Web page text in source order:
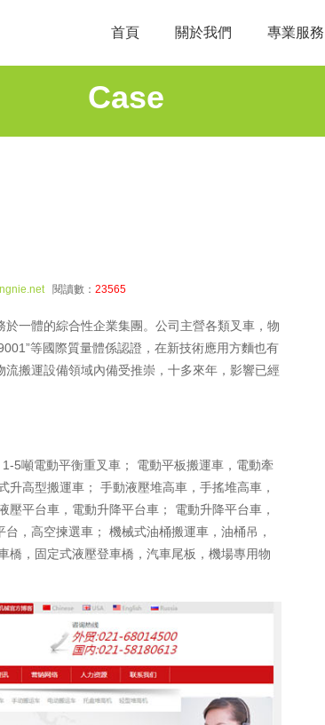
首頁 關於我們 專業服務
Case
閱讀數： 23565
一體的綜合性企業集團。公司主營各類叉車，物
等國際質量體係認證，在新技術應用方麵也有
搬運設備領域內備受推崇，十多來年，影響已經
5噸電動平衡重叉車； 電動平板搬運車，電動牽
高型搬運車； 手動液壓堆高車，手搖堆高車，
平台車，電動升降平台車； 電動升降平台車，
，高空揀選車； 機械式油桶搬運車，油桶吊，
橋，固定式液壓登車橋，汽車尾板，機場專用物